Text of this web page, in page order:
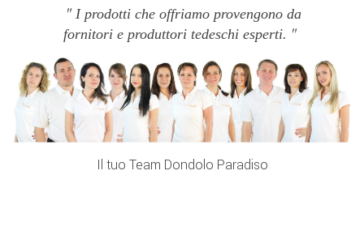
I prodotti che offriamo provengono da
fornitori e produttori tedeschi esperti.
Il tuo Team Dondolo Paradiso